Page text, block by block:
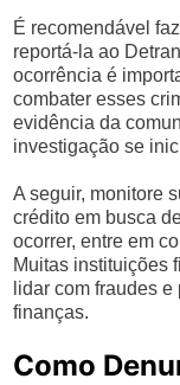
É recomendável
reportá-la ao
ocorrência é
combater esses
evidência da
investigação se
A seguir, monitore
crédito em busca
ocorrer, entre em
Muitas instituições
lidar com fraudes
finanças.
Como